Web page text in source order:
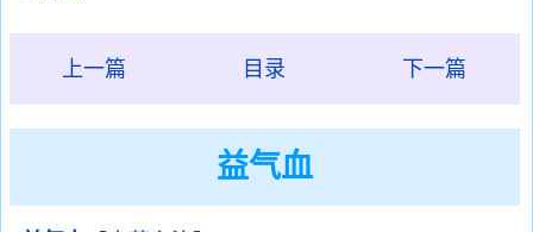
上一篇 目录 下一篇
益气血